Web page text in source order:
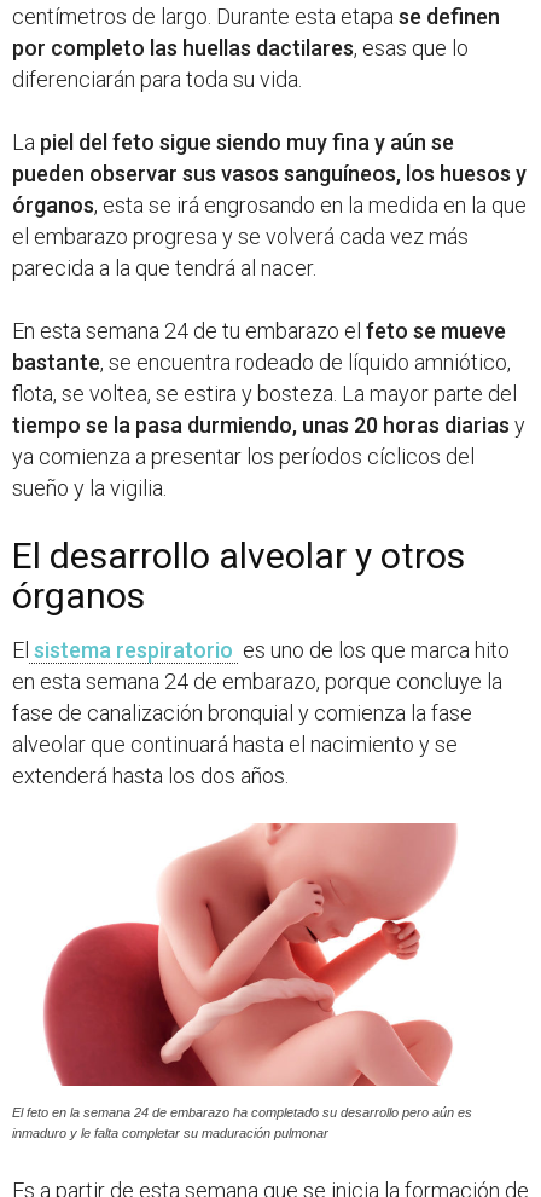
centímetros de largo. Durante esta etapa se definen
por completo las huellas dactilares, esas que lo
diferenciarán para toda su vida.
La piel del feto sigue siendo muy fina y aún se
pueden observar sus vasos sanguíneos, los huesos y
órganos, esta se irá engrosando en la medida en la que
el embarazo progresa y se volverá cada vez más
parecida a la que tendrá al nacer.
En esta semana 24 de tu embarazo el feto se mueve
bastante, se encuentra rodeado de líquido amniótico,
flota, se voltea, se estira y bosteza. La mayor parte del
tiempo se la pasa durmiendo, unas 20 horas diarias y
ya comienza a presentar los períodos cíclicos del
sueño y la vigilia.
El desarrollo alveolar y otros
órganos
El sistema respiratorio es uno de los que marca hito
en esta semana 24 de embarazo, porque concluye la
fase de canalización bronquial y comienza la fase
alveolar que continuará hasta el nacimiento y se
extenderá hasta los dos años.
El feto en la semana 24 de embarazo ha completado su desarrollo pero aún es
inmaduro y le falta completar su maduración pulmonar
Es a partir de esta semana que se inicia la formación de